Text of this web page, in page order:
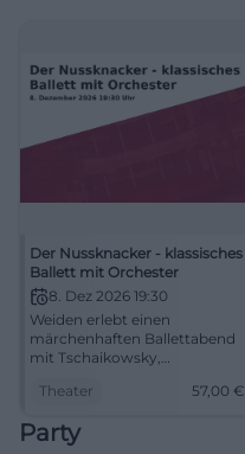
Der Nussknacker - klassisches
Ballett mit Orchester
8. Dez 2026 19:30
Weiden erlebt einen
märchenhaften Ballettabend
mit Tschaikowsky,
Bühne. Der Nussknacker am
Theater 57,00 €
Party